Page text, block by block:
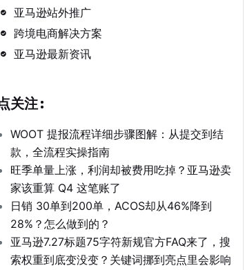
亚马逊站外推广
跨境电商解决方案
亚马逊最新资讯
关注:
WOOT 提报流程详细步骤图解：从提交到结
款，全流程实操指南
旺季单量上涨，利润却被费用吃掉？亚马逊卖
家该重算 Q4 这笔账了
日销 30单到200单，ACOS却从46%降到
28%？怎么做到的？
亚马逊7.27标题75字符新规官方FAQ来了，搜
索权重到底变没变？关键词挪到亮点里会影响